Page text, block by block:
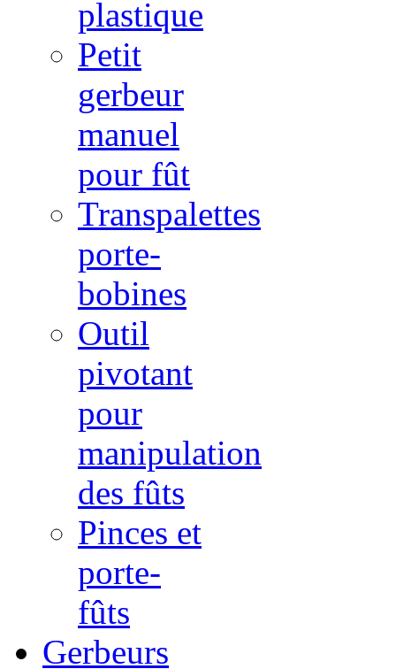
plastique
Petit
gerbeur
manuel
pour fût
Transpalettes
porte-
bobines
Outil
pivotant
pour
manipulation
des fûts
Pinces et
porte-
fûts
Gerbeurs